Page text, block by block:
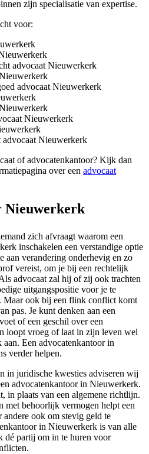
zijn specialisatie van expertise.
voor:
advocaat Nieuwerkerk
advocaat Nieuwerkerk
Nieuwerkerk
advocaat Nieuwerkerk
of advocatenkantoor? Kijk dan
over een advocaat
Nieuwerkerk
zich afvraagt waarom een
inschakelen een verstandige optie
aan verandering onderhevig en zo
vereist, om je bij een rechtelijk
advocaat zal hij of zij ook trachten
uitgangspositie voor je te
Maar ook bij een flink conflict komt
pas. Je kunt denken aan een
of een geschil over een
loopt vroeg of laat in zijn leven wel
aan. Een advocatenkantoor in
verder helpen.
in juridische kwesties adviseren wij
advocatenkantoor in Nieuwerkerk.
in plaats van een algemene richtlijn.
met behoorlijk vermogen helpt een
ook om stevig geld te
in Nieuwerkerk is van alle
dé partij om in te huren voor